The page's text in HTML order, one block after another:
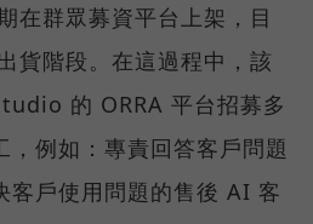
在群眾募資平台上架，目
貨階段。在這過程中，該
的 ORRA 平台招募多
例如：專責回答客戶問題
客戶使用問題的售後 AI 客